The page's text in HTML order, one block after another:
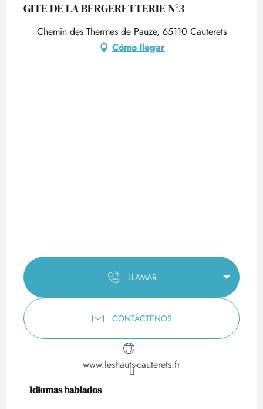
GITE DE LA BERGERETTERIE N°3
Chemin des Thermes de Pauze, 65110 Cauterets
Cómo llegar
LLAMAR
CONTÁCTENOS
www.leshauts-cauterets.fr
Idiomas hablados
Idiomas hablados